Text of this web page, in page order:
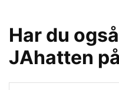
Har du også
JAhatten på